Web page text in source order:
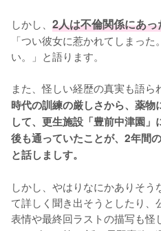
しかし、 2人は不倫関係にあっ
「つい彼女に惹かれてしまっ
い。」と語ります。
また、怪しい経歴の真実も語ら
時代の訓練の厳しさから、薬
して、更生施設「豊前中津園
後も通っていたことが、2年間
と話しましす。
しかし、やはりなにかありそ
て詳しく聞き出そうとしたり、
表情や最終回ラストの描写も